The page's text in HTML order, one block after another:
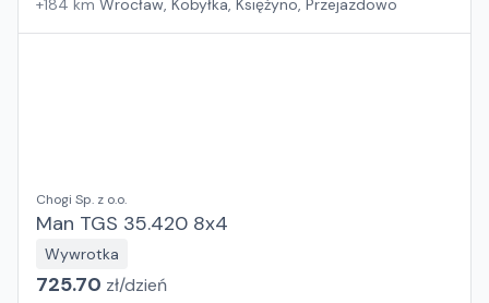
+184 km Wrocław, Kobyłka, Księżyno, Przejazdowo
Chogi Sp. z o.o.
Man TGS 35.420 8x4
Wywrotka
725.70 zł/dzień